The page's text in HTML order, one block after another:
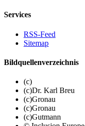
Services
RSS-Feed
Sitemap
Bildquellenverzeichnis
(c)
(c)Dr. Karl Breu
(c)Gronau
(c)Gronau
(c)Gutmann